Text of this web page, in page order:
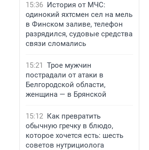
15:36 История от МЧС:
одинокий яхтсмен сел на мель
в Финском заливе, телефон
разрядился, судовые средства
связи сломались
15:21 Трое мужчин
пострадали от атаки в
Белгородской области,
женщина — в Брянской
15:12 Как превратить
обычную гречку в блюдо,
которое хочется есть: шесть
советов нутрициолога